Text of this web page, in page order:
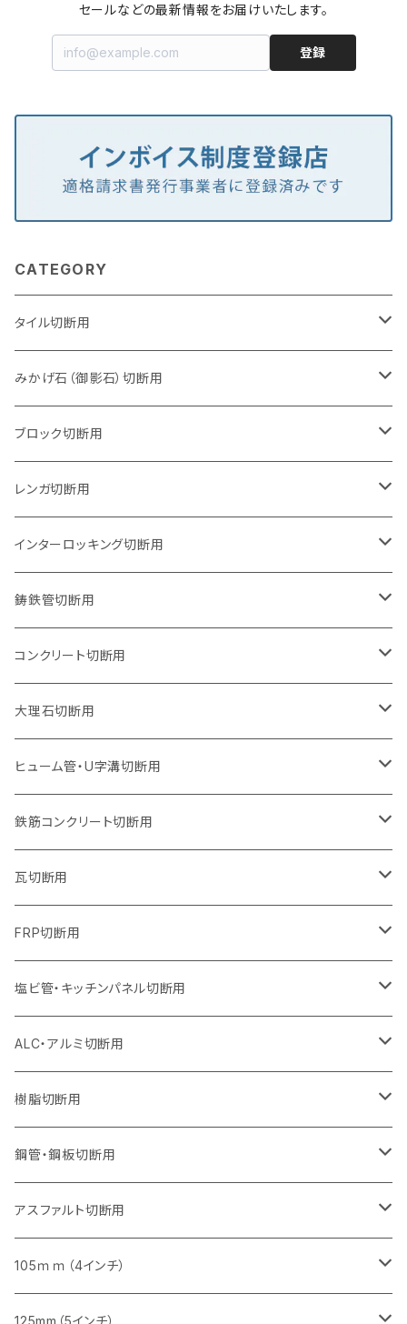
セールなどの最新情報をお届けいたします。
登録
CATEGORY
タイル切断用
105mm（4インチ）
125mm（5インチ）
グラインダー取付用
石井超硬電動切断機 取付用
みかげ石（御影石）切断用
105mm（4インチ）
セグメントタイプ
セグメントタイプ（ビス穴付き
125mm（5インチ）
セグメントタイプ
セグメントタイプ（ビス穴付き
150mm（6インチ）
セグメントタイプ
180mm（7インチ）
セグメントタイプ
205mm（8インチ）
セグメントタイプ
230mm（9インチ）
セグメントタイプ
305mm（12インチ）
セグメント
セグメント（特殊凸凹加工チップ）
355mm（14インチ）
セグメント
セグメント（特殊凸凹加工チップ）
405mm（16インチ）
セグメントタイプ
ブロック切断用
105mm（4インチ）
セグメントタイプ
ウェーブタイプ
125mm（5インチ）
セグメントタイプ
ウェーブタイプ
150mm（6インチ）
セグメントタイプ
ウェーブタイプ
180mm（7インチ）
セグメントタイプ
ウェーブタイプ
205mm（8インチ）
セグメントタイプ
ウェーブタイプ
230mm（9インチ）
セグメントタイプ
ウェーブタイプ
255mm（10インチ）
セグメントタイプ
305mm（12インチ）
セグメント
セグメント（特殊凸凹加工チップ）
355mm（14インチ）
セグメント
セグメント（特殊凸凹加工チップ）
レンガ切断用
105mm（4インチ）
セグメントタイプ
ウェーブタイプ
125mm（5インチ）
セグメントタイプ
ウェーブタイプ
150mm（6インチ）
セグメントタイプ
ウェーブタイプ
180mm（7インチ）
セグメントタイプ
ウェーブタイプ
205mm（8インチ）
セグメントタイプ
ウェーブタイプ
230mm（9インチ）
セグメントタイプ
ウェーブタイプ
255mm（10インチ）
セグメントタイプ
305mm（12インチ）
セグメント
セグメント（特殊凸凹加工チップ）
355mm（14インチ）
セグメント
セグメント（特殊凸凹加工チップ）
インターロッキング切断用
105mm（4インチ）
セグメントタイプ
セグメントタイプ（ビス穴付き
125mm（5インチ）
セグメントタイプ
セグメントタイプ（ビス穴付き
150mm（6インチ）
セグメントタイプ
180mm（7インチ）
セグメントタイプ
205mm（8インチ）
セグメントタイプ
230mm（9インチ）
セグメントタイプ
255mm（10インチ）
セグメントタイプ（一般道路カッター用
305mm（12インチ）
セグメントタイプ
セグメントタイプ（一般道路カッター用
355mm（14インチ）
セグメントタイプ
セグメントタイプ（一般道路カッター用
405mm（16インチ）
セグメントタイプ
セグメントタイプ（一般道路カッター用
455mm（18インチ）
セグメント（一般道路カッター用
鋳鉄管切断用
105mm（4インチ）
セグメントタイプ
セグメントタイプ（ビス穴付き
125mm（5インチ）
セグメントタイプ
セグメントタイプ（ビス穴付き
150mm（6インチ）
セグメントタイプ
180mm（7インチ）
セグメントタイプ
205mm（8インチ）
セグメントタイプ
230mm（9インチ）
セグメントタイプ
305mm（12インチ）
セグメントタイプ
埋設鋳鉄管工事対応タイプ
355mm（14インチ）
セグメントタイプ
埋設鋳鉄管工事対応タイプ
405mm（16インチ）
セグメントタイプ
埋設鋳鉄管工事対応タイプ
コンクリート切断用
105mm（4インチ）
セグメントタイプ
ウェーブタイプ
125mm（5インチ）
セグメントタイプ
ウェーブタイプ
150mm（6インチ）
セグメントタイプ
ウェーブタイプ
180mm（7インチ）
セグメントタイプ
ウェーブタイプ
205mm（8インチ）
セグメントタイプ
ウェーブタイプ
230mm（9インチ）
セグメントタイプ
ウェーブタイプ
255mm（10インチ）
セグメントタイプ
セグメントタイプ（一般道路カッター用
305mm（12インチ）
セグメント
セグメント（特殊凸凹加工チップ）
355mm（14インチ）
セグメント
セグメント（特殊凸凹加工チップ）
405mm（16インチ）
セグメント
セグメント（一般道路カッター用
473mm（18インチ）
セグメント（一般道路カッター用
大理石切断用
125mm（5インチ）
ヒューム管・U字溝切断用
105mm（4インチ）
セグメントタイプ
125mm（5インチ）
セグメントタイプ
150mm（6インチ）
セグメントタイプ
180mm（7インチ）
セグメントタイプ
205mm（8インチ）
セグメントタイプ
230mm（9インチ）
セグメントタイプ
255mm（10インチ）
セグメントタイプ
305mm（12インチ）
セグメント
セグメント（特殊凸凹加工チップ）
355mm（14インチ）
セグメント
405mm（16インチ）
鉄筋コンクリート切断用
305mm（12インチ）
セグメントタイプ
355mm（14インチ）
セグメントタイプ
405mm（16インチ）
セグメントタイプ
瓦切断用
105mm（4インチ）
FRP切断用
125ｍｍ（5インチ）
塩ビ管・キッチンパネル切断用
125ｍｍ（5インチ）
ALC・アルミ切断用
305mm（12インチ）
砥石（補強綱入り）
355mm（14インチ）
砥石（補強綱入り）
樹脂切断用
305mm（12インチ）
砥石（補強綱入り）
355mm（14インチ）
砥石（補強綱入り）
鋼管・鋼板切断用
305mm（12インチ）
砥石（補強綱入り）
355mm（14インチ）
砥石（補強綱入り）
アスファルト切断用
255ｍｍ（10インチ）
一般道路カッター用
305ｍｍ（12インチ）
105ｍｍ（4インチ）
タイル切断用
125mm（5インチ）